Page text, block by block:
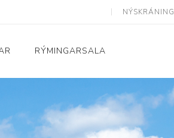
NÝSKRÁNING
Heimili og skrifstofa
Baðherbergi
RÝMINGARSALA